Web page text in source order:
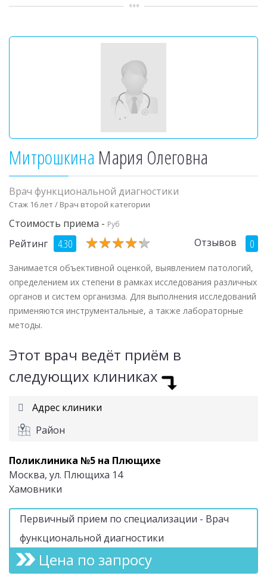
Митрошкина Мария Олеговна
Врач функциональной диагностики
Стаж 16 лет / Врач второй категории
Стоимость приема - Руб
Рейтинг 4.30 ★★★★★
★★★★★ Отзывов 0
Занимается объективной оценкой, выявлением патологий,
определением их степени в рамках исследования различных
органов и систем организма. Для выполнения исследований
применяются инструментальные, а также лабораторные
методы.
Этот врач ведёт приём в
следующих клиниках
Адрес клиники
Район
Поликлиника №5 на Плющихе
Москва, ул. Плющиха 14
Хамовники
Первичный прием по специализации - Врач
функциональной диагностики
Цена по запросу